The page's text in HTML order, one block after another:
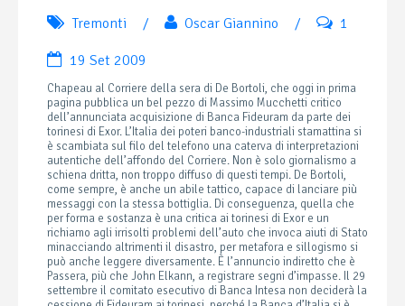
Tremonti / Oscar Giannino / 1
19 Set 2009
Chapeau al Corriere della sera di De Bortoli, che oggi in prima
pagina pubblica un bel pezzo di Massimo Mucchetti critico
dell’annunciata acquisizione di Banca Fideuram da parte dei
torinesi di Exor. L’Italia dei poteri banco-industriali stamattina si
è scambiata sul filo del telefono una caterva di interpretazioni
autentiche dell’affondo del Corriere. Non è solo giornalismo a
schiena dritta, non troppo diffuso di questi tempi. De Bortoli,
come sempre, è anche un abile tattico, capace di lanciare più
messaggi con la stessa bottiglia. Di conseguenza, quella che
per forma e sostanza è una critica ai torinesi di Exor e un
richiamo agli irrisolti problemi dell’auto che invoca aiuti di Stato
minacciando altrimenti il disastro, per metafora e sillogismo si
può anche leggere diversamente. È l’annuncio indiretto che è
Passera, più che John Elkann, a registrare segni d’impasse. Il 29
settembre il comitato esecutivo di Banca Intesa non deciderà la